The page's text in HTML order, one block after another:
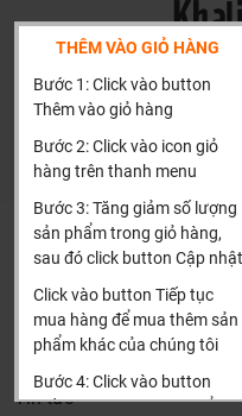
THÊM VÀO GIỎ HÀNG
Bước 1: Click vào button
Thêm vào giỏ hàng
Bước 2: Click vào icon giỏ
hàng trên thanh menu
Bước 3: Tăng giảm số lượng
sản phẩm trong giỏ hàng,
sau đó click button Cập nhật
Click vào button Tiếp tục
mua hàng để mua thêm sản
phẩm khác của chúng tôi
Bước 4: Click vào button
Tiến hành thanh toán để
HN: số 160 đường Văn
(Cách đại học công
HCM và các tỉnh khác:
đặt hàng
0904501766
Thông tin
Tìm đại lý & Hợp tác
Tin tức